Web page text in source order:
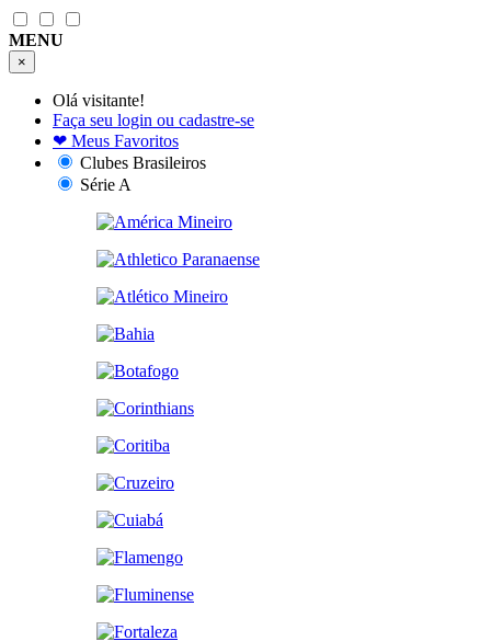
MENU
×
Olá visitante!
Faça seu login ou cadastre-se
❤ Meus Favoritos
Clubes Brasileiros
Série A